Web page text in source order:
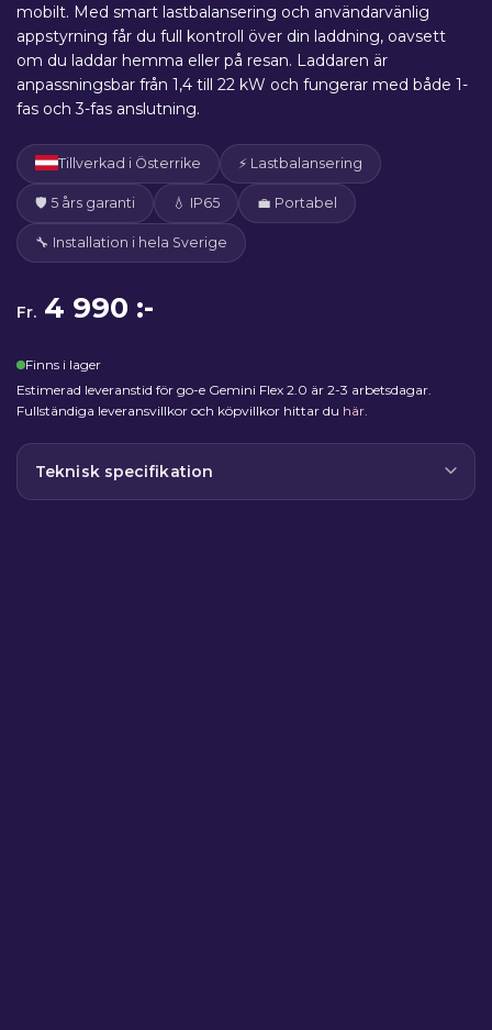
mobilt. Med smart lastbalansering och användarvänlig
appstyrning får du full kontroll över din laddning, oavsett
om du laddar hemma eller på resan. Laddaren är
anpassningsbar från 1,4 till 22 kW och fungerar med både 1-
fas och 3-fas anslutning.
Tillverkad i Österrike ⚡ Lastbalansering
🛡 5 års garanti 💧 IP65 💼 Portabel
🔧 Installation i hela Sverige
Fr. 4 990 :-
Finns i lager
Estimerad leveranstid för go-e Gemini Flex 2.0 är 2-3 arbetsdagar.
Fullständiga leveransvillkor och köpvillkor hittar du här
Teknisk specifikation